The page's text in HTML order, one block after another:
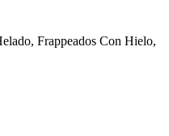
Frappeados Con Hielo,